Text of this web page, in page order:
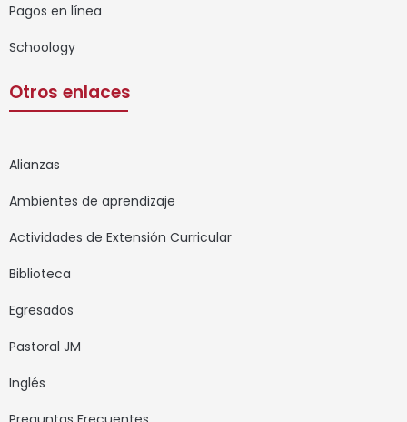
Pagos en línea
Schoology
Otros enlaces
Alianzas
Ambientes de aprendizaje
Actividades de Extensión Curricular
Biblioteca
Egresados
Pastoral JM
Inglés